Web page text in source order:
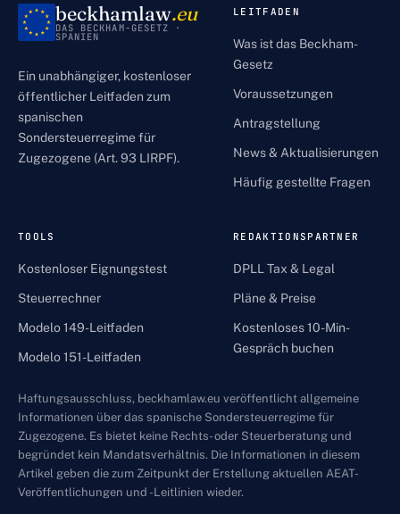
beckhamlaw.eu
DAS BECKHAM-GESETZ ·
SPANIEN
Ein unabhängiger, kostenloser
öffentlicher Leitfaden zum
spanischen
Sondersteuerregime für
Zugezogene (Art. 93 LIRPF).
LEITFADEN
Was ist das Beckham-
Gesetz
Voraussetzungen
Antragstellung
News & Aktualisierungen
Häufig gestellte Fragen
TOOLS
Kostenloser Eignungstest
Steuerrechner
Modelo 149-Leitfaden
Modelo 151-Leitfaden
REDAKTIONSPARTNER
DPLL Tax & Legal
Pläne & Preise
Kostenloses 10-Min-
Gespräch buchen
Haftungsausschluss, beckhamlaw.eu veröffentlicht allgemeine
Informationen über das spanische Sondersteuerregime für
Zugezogene. Es bietet keine Rechts- oder Steuerberatung und
begründet kein Mandatsverhältnis. Die Informationen in diesem
Artikel geben die zum Zeitpunkt der Erstellung aktuellen AEAT-
Veröffentlichungen und -Leitlinien wieder.